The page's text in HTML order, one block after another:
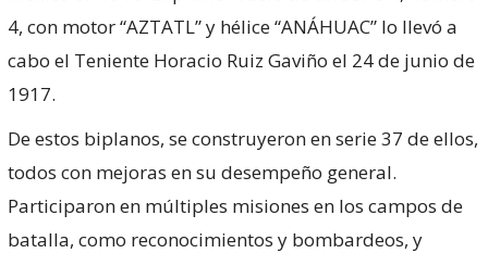
4, con motor “AZTATL” y hélice “ANÁHUAC” lo llevó a
cabo el Teniente Horacio Ruiz Gaviño el 24 de junio de
1917.
De estos biplanos, se construyeron en serie 37 de ellos,
todos con mejoras en su desempeño general.
Participaron en múltiples misiones en los campos de
batalla, como reconocimientos y bombardeos, y